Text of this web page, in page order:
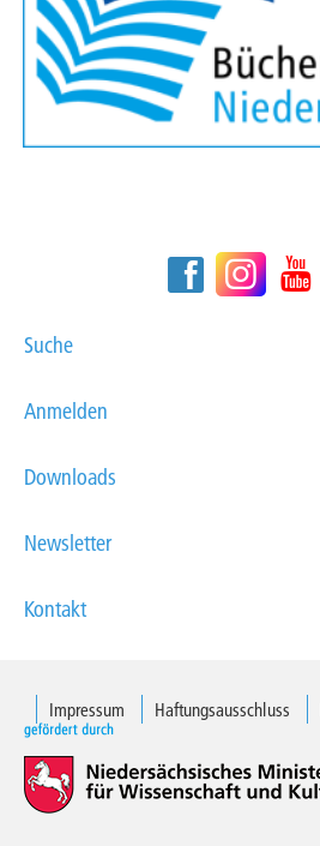
Suche
Anmelden
Downloads
Newsletter
Kontakt
Impressum Haftungsausschluss